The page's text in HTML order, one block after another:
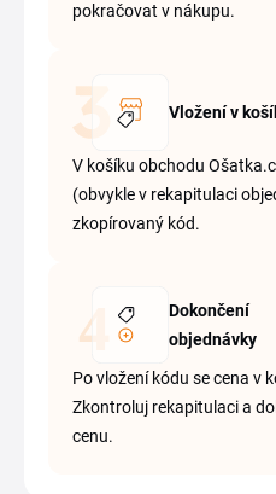
pokračovat v nákupu.
Vložení v
V košíku obchodu
(obvykle v rekapitulaci
zkopírovaný kód.
Dokončení
objednávky
Po vložení kódu se cena v
Zkontroluj rekapitulaci a
cenu.